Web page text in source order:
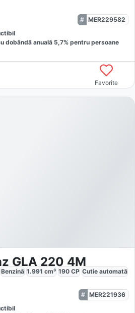
MER229582
dobăndă anuală 5,7% pentru persoane
Favorite
GLA 220 4M
Benzină 1.991 cm³ 190 CP Cutie automată
MER221936